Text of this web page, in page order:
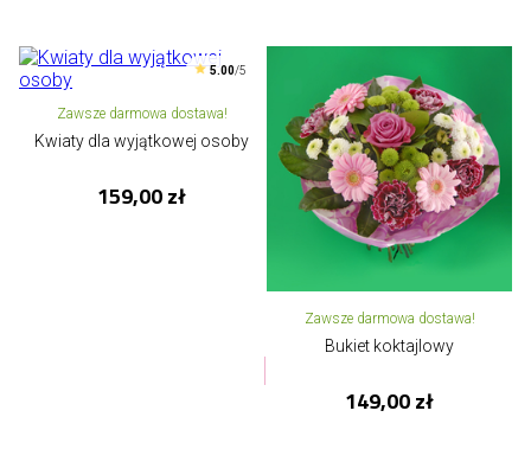
5.00/5
Zawsze darmowa dostawa!
Kwiaty dla wyjątkowej osoby
159,00 zł
Zawsze darmowa dostawa!
Bukiet koktajlowy
149,00 zł